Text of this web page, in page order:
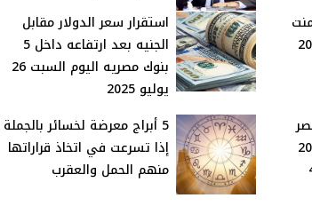
2025
استقرار سعر الدولار مقابل
الجنيه بعد ارتفاعه داخل 5
بنوك مصريه اليوم السبت 26
يوليو 2025
2025
5 أبراج معرضة لخسائر بالجملة
إذا تسرعت في اتخاذ قراراتها
منهم الحمل والعقرب